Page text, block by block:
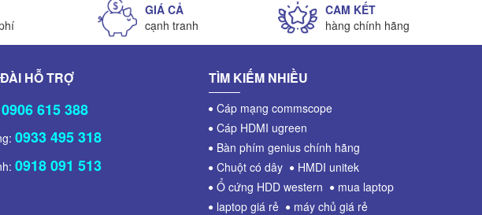
GIÁ CẢ
cạnh tranh
CAM KẾT
hàng chính hãng
HỖ TRỢ
0906 615 388
0933 495 318
0918 091 513
TÌM KIẾM NHIỀU
Cáp mạng commscope
Cáp HDMI ugreen
Bàn phím genius chính hãng
Chuột có dây
HMDI unitek
Ổ cứng HDD western
mua laptop
laptop giá rẻ
máy chủ giá rẻ